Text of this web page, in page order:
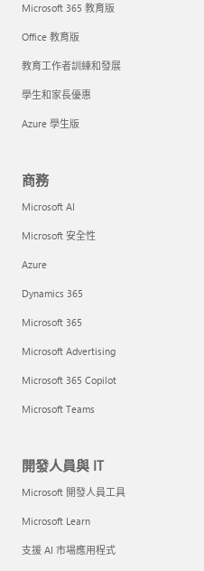
Microsoft 365 教育版
Office 教育版
教育工作者訓練和發展
學生和家長優惠
Azure 學生版
商務
Microsoft AI
Microsoft 安全性
Azure
Dynamics 365
Microsoft 365
Microsoft Advertising
Microsoft 365 Copilot
Microsoft Teams
開發人員與 IT
Microsoft 開發人員工具
Microsoft Learn
支援 AI 市場應用程式